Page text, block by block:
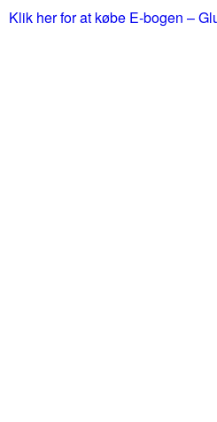
Klik her for at købe E-bogen –